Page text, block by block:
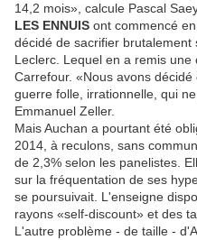
14,2 mois», calcule Pascal
LES ENNUIS ont commencé
décidé de sacrifier
Leclerc. Lequel en a remis
Carrefour. «Nous avons
guerre folle, irrationnelle, qui
Emmanuel Zeller.
Mais Auchan a pourtant été
2014, à reculons, sans
de 2,3% selon les panelistes.
sur la fréquentation de ses
se poursuivait. L'enseigne
rayons «self-discount» et des
L'autre problème - de taille -